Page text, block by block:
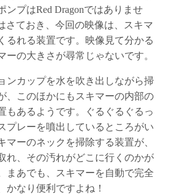
ンプはRed Dragonではありませ
さておき、今回の映像は、スキマ
るれる装置です。映像見て分かる
ーの大きさが尋常じゃないです。
ンカップを水を吹き出しながら掃
、このほかにもスキマーの内部の
もあるようです。ぐるぐるぐるっ
プレーを噴出しているところがい
マーのネックを掃除する装置が、
れ、その汚れがどこに行くのかが
まあでも、スキマーを自動で完全
かなり便利ですよね！